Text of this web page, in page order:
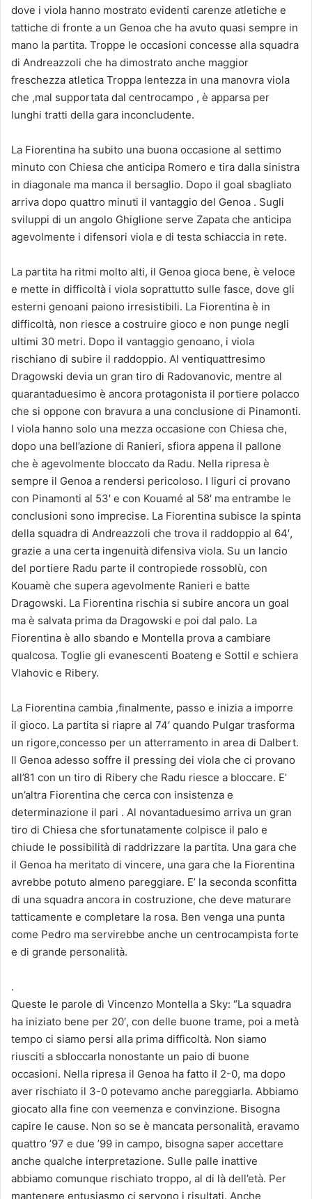
dove i viola hanno mostrato evidenti carenze atletiche e
tattiche di fronte a un Genoa che ha avuto quasi sempre in
mano la partita. Troppe le occasioni concesse alla squadra
di Andreazzoli che ha dimostrato anche maggior
freschezza atletica Troppa lentezza in una manovra viola
che ,mal supportata dal centrocampo , è apparsa per
lunghi tratti della gara inconcludente.
La Fiorentina ha subito una buona occasione al settimo
minuto con Chiesa che anticipa Romero e tira dalla sinistra
in diagonale ma manca il bersaglio. Dopo il goal sbagliato
arriva dopo quattro minuti il vantaggio del Genoa . Sugli
sviluppi di un angolo Ghiglione serve Zapata che anticipa
agevolmente i difensori viola e di testa schiaccia in rete.
La partita ha ritmi molto alti, il Genoa gioca bene, è veloce
e mette in difficoltà i viola soprattutto sulle fasce, dove gli
esterni genoani paiono irresistibili. La Fiorentina è in
difficoltà, non riesce a costruire gioco e non punge negli
ultimi 30 metri. Dopo il vantaggio genoano, i viola
rischiano di subire il raddoppio. Al ventiquattresimo
Dragowski devia un gran tiro di Radovanovic, mentre al
quarantaduesimo è ancora protagonista il portiere polacco
che si oppone con bravura a una conclusione di Pinamonti.
I viola hanno solo una mezza occasione con Chiesa che,
dopo una bell’azione di Ranieri, sfiora appena il pallone
che è agevolmente bloccato da Radu. Nella ripresa è
sempre il Genoa a rendersi pericoloso. I liguri ci provano
con Pinamonti al 53′ e con Kouamé al 58′ ma entrambe le
conclusioni sono imprecise. La Fiorentina subisce la spinta
della squadra di Andreazzoli che trova il raddoppio al 64′,
grazie a una certa ingenuità difensiva viola. Su un lancio
del portiere Radu parte il contropiede rossoblù, con
Kouamè che supera agevolmente Ranieri e batte
Dragowski. La Fiorentina rischia si subire ancora un goal
ma è salvata prima da Dragowski e poi dal palo. La
Fiorentina è allo sbando e Montella prova a cambiare
qualcosa. Toglie gli evanescenti Boateng e Sottil e schiera
Vlahovic e Ribery.
La Fiorentina cambia ,finalmente, passo e inizia a imporre
il gioco. La partita si riapre al 74′ quando Pulgar trasforma
un rigore,concesso per un atterramento in area di Dalbert.
Il Genoa adesso soffre il pressing dei viola che ci provano
all’81 con un tiro di Ribery che Radu riesce a bloccare. E’
un’altra Fiorentina che cerca con insistenza e
determinazione il pari . Al novantaduesimo arriva un gran
tiro di Chiesa che sfortunatamente colpisce il palo e
chiude le possibilità di raddrizzare la partita. Una gara che
il Genoa ha meritato di vincere, una gara che la Fiorentina
avrebbe potuto almeno pareggiare. E’ la seconda sconfitta
di una squadra ancora in costruzione, che deve maturare
tatticamente e completare la rosa. Ben venga una punta
come Pedro ma servirebbe anche un centrocampista forte
e di grande personalità.
.
Queste le parole dì Vincenzo Montella a Sky: “La squadra
ha iniziato bene per 20′, con delle buone trame, poi a metà
tempo ci siamo persi alla prima difficoltà. Non siamo
riusciti a sbloccarla nonostante un paio di buone
occasioni. Nella ripresa il Genoa ha fatto il 2-0, ma dopo
aver rischiato il 3-0 potevamo anche pareggiarla. Abbiamo
giocato alla fine con veemenza e convinzione. Bisogna
capire le cause. Non so se è mancata personalità, eravamo
quattro ’97 e due ’99 in campo, bisogna saper accettare
anche qualche interpretazione. Sulle palle inattive
abbiamo comunque rischiato troppo, al di là dell’età. Per
mantenere entusiasmo ci servono i risultati. Anche